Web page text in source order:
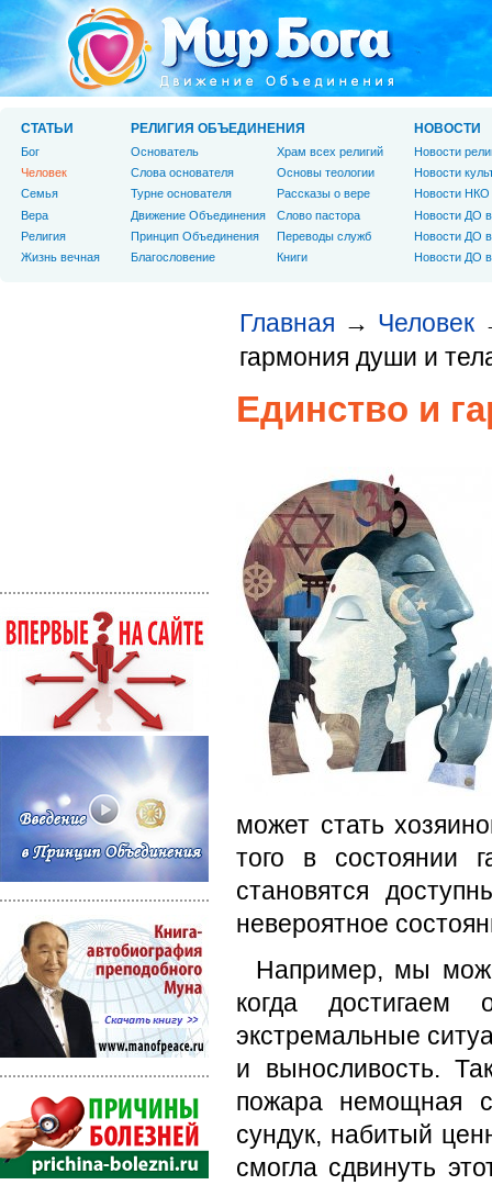
Главная → Человек
гармония души и
Единство и
может стать
того в состоянии
становятся
невероятное
Например, мы
когда
экстремальные
и выносливость.
пожара немощная
сундук, набитый
смогла сдвинуть
СТАТЬИ
Бог
Человек
Cемья
Вера
Религия
Жизнь вечная
РЕЛИГИЯ ОБЪЕДИНЕНИЯ
Основатель
Слова основателя
Турне основателя
Движение Объединения
Принцип Объединения
Благословение
Храм всех религий
Основы теологии
Рассказы о вере
Слово пастора
Переводы служб
Книги
НОВОСТИ
Новости
Новости
Новости НКО
Новости ДО
Новости ДО
Новости ДО